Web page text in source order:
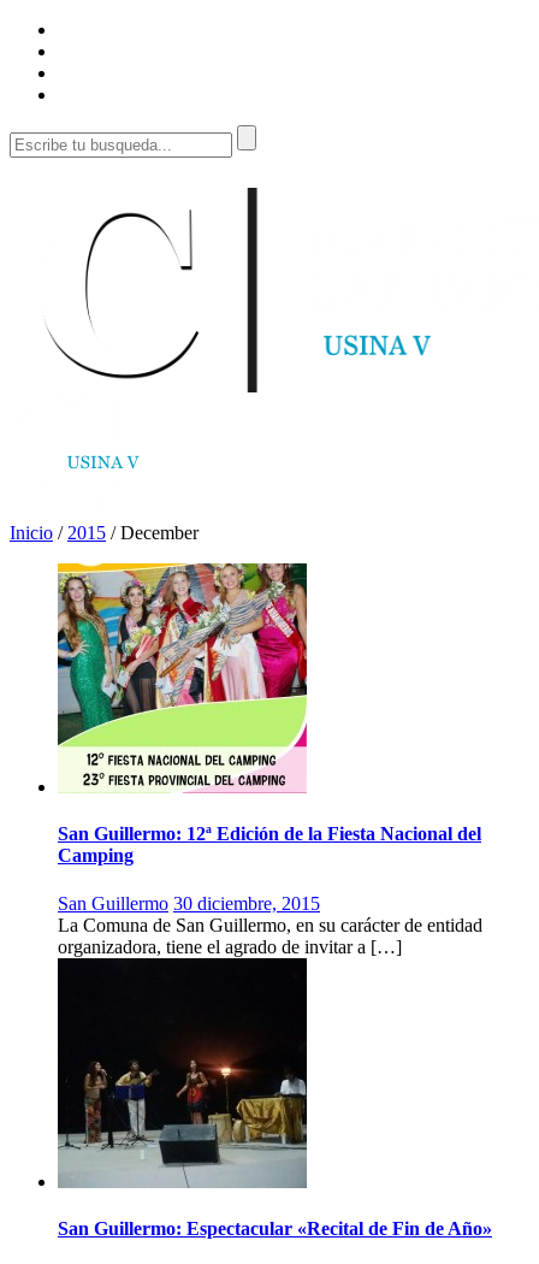
Inicio / 2015 /December
San Guillermo: 12ª Edición de la Fiesta Nacional del
Camping
San Guillermo 30 diciembre, 2015
La Comuna de San Guillermo, en su carácter de entidad
organizadora, tiene el agrado de invitar a […]
San Guillermo: Espectacular «Recital de Fin de Año»